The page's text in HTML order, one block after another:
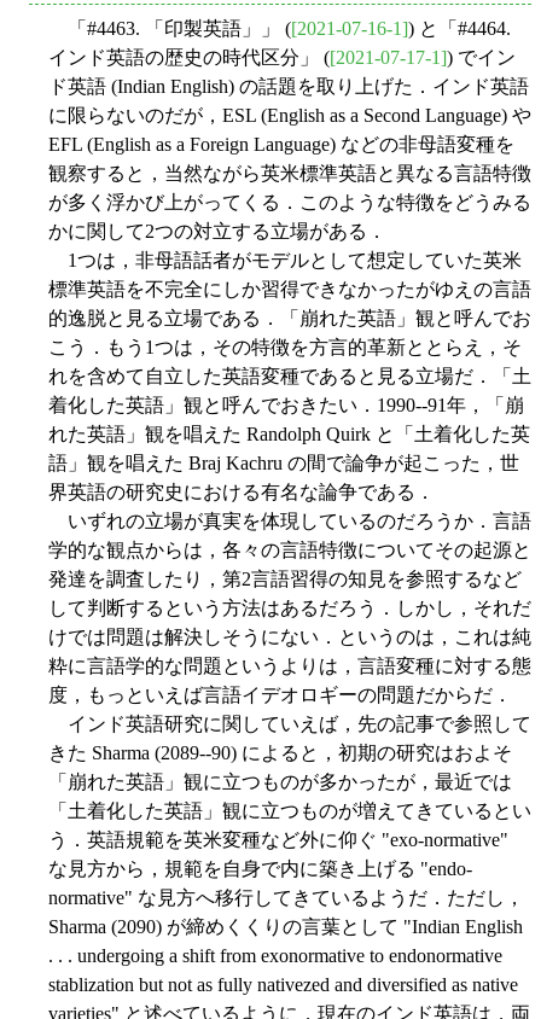
「#4463. 「印製英語」」 ([2021-07-16-1]) と「#4464.
インド英語の歴史の時代区分」 ([2021-07-17-1]) でイン
ド英語 (Indian English) の話題を取り上げた．インド英語
に限らないのだが，ESL (English as a Second Language) や
EFL (English as a Foreign Language) などの非母語変種を
観察すると，当然ながら英米標準英語と異なる言語特徴
が多く浮かび上がってくる．このような特徴をどうみる
かに関して2つの対立する立場がある．
1つは，非母語話者がモデルとして想定していた英米
標準英語を不完全にしか習得できなかったがゆえの言語
的逸脱と見る立場である．「崩れた英語」観と呼んでお
こう．もう1つは，その特徴を方言的革新ととらえ，そ
れを含めて自立した英語変種であると見る立場だ．「土
着化した英語」観と呼んでおきたい．1990--91年，「崩
れた英語」観を唱えた Randolph Quirk と「土着化した英
語」観を唱えた Braj Kachru の間で論争が起こった，世
界英語の研究史における有名な論争である．
いずれの立場が真実を体現しているのだろうか．言語
学的な観点からは，各々の言語特徴についてその起源と
発達を調査したり，第2言語習得の知見を参照するなど
して判断するという方法はあるだろう．しかし，それだ
けでは問題は解決しそうにない．というのは，これは純
粋に言語学的な問題というよりは，言語変種に対する態
度，もっといえば言語イデオロギーの問題だからだ．
インド英語研究に関していえば，先の記事で参照して
きた Sharma (2089--90) によると，初期の研究はおよそ
「崩れた英語」観に立つものが多かったが，最近では
「土着化した英語」観に立つものが増えてきているとい
う．英語規範を英米変種など外に仰ぐ "exo-normative"
な見方から，規範を自身で内に築き上げる "endo-
normative" な見方へ移行してきているようだ．ただし，
Sharma (2090) が締めくくりの言葉として "Indian English
. . . undergoing a shift from exonormative to endonormative
stablization but not as fully nativezed and diversified as native
varieties" と述べているように，現在のインド英語は，両